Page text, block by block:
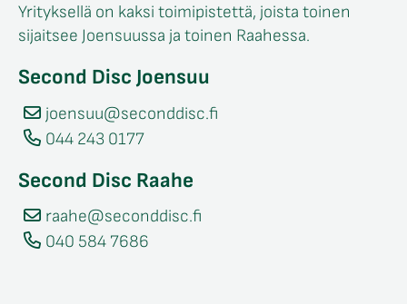
Yrityksellä on kaksi toimipistettä, joista toinen
sijaitsee Joensuussa ja toinen Raahessa.
Second Disc Joensuu
joensuu@seconddisc.fi
044 243 0177
Second Disc Raahe
raahe@seconddisc.fi
040 584 7686